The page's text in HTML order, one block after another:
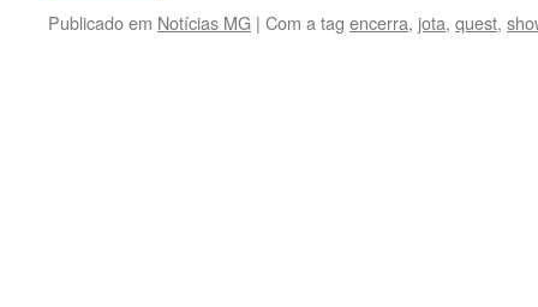
Publicado em Notícias MG | Com a tag encerra, jota, quest,